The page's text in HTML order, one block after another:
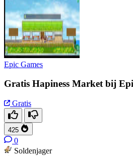
Epic Games
Gratis Hapiness Market bij
Gratis
425
0
Soldenjager